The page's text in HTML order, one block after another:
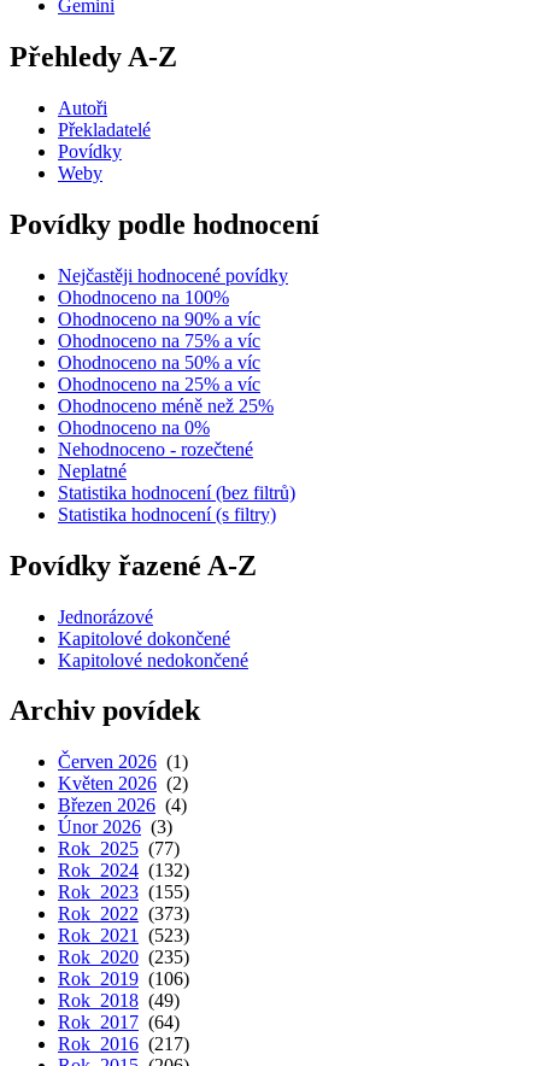
Gemini
Přehledy A-Z
Autoři
Překladatelé
Povídky
Weby
Povídky podle hodnocení
Nejčastěji hodnocené povídky
Ohodnoceno na 100%
Ohodnoceno na 90% a víc
Ohodnoceno na 75% a víc
Ohodnoceno na 50% a víc
Ohodnoceno na 25% a víc
Ohodnoceno méně než 25%
Ohodnoceno na 0%
Nehodnoceno - rozečtené
Neplatné
Statistika hodnocení (bez filtrů)
Statistika hodnocení (s filtry)
Povídky řazené A-Z
Jednorázové
Kapitolové dokončené
Kapitolové nedokončené
Archiv povídek
Červen 2026 (1)
Květen 2026 (2)
Březen 2026 (4)
Únor 2026 (3)
Rok 2025 (77)
Rok 2024 (132)
Rok 2023 (155)
Rok 2022 (373)
Rok 2021
(523)
Rok 2020 (235)
Rok 2019 (106)
Rok 2018 (49)
Rok 2017 (64)
Rok 2016 (217)